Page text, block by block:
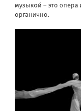
музыкой – это опера
органично.